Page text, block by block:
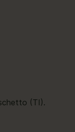
(TI).